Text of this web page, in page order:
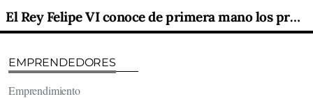
El Rey Felipe VI conoce de primera mano los proyectos de IA de las startups en su visita a South Summit
EMPRENDEDORES
Emprendimiento